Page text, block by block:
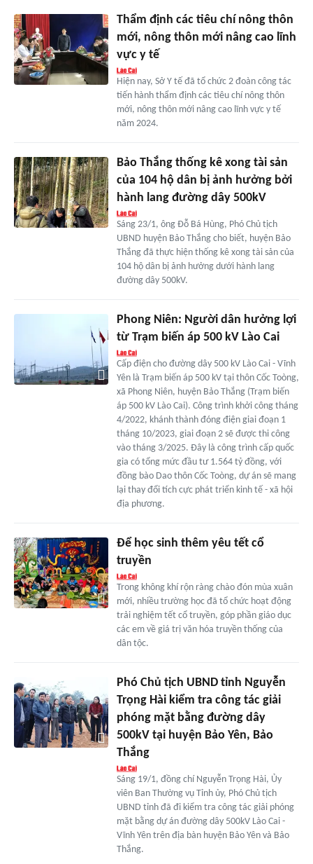
Thẩm định các tiêu chí nông thôn
mới, nông thôn mới nâng cao lĩnh
vực y tế
Hiện nay, Sở Y tế đã tổ chức 2 đoàn công tác
tiến hành thẩm định các tiêu chí nông thôn
mới, nông thôn mới nâng cao lĩnh vực y tế
năm 2024.
Bảo Thắng thống kê xong tài sản
của 104 hộ dân bị ảnh hưởng bởi
hành lang đường dây 500kV
Sáng 23/1, ông Đỗ Bá Hùng, Phó Chủ tịch
UBND huyện Bảo Thắng cho biết, huyện Bảo
Thắng đã thực hiện thống kê xong tài sản của
104 hộ dân bị ảnh hưởng dưới hành lang
đường dây 500kV.
Phong Niên: Người dân hưởng lợi
từ Trạm biến áp 500 kV Lào Cai
Cấp điện cho đường dây 500 kV Lào Cai - Vĩnh
Yên là Trạm biến áp 500 kV tại thôn Cốc Toòng,
xã Phong Niên, huyện Bảo Thắng (Trạm biến
áp 500 kV Lào Cai). Công trình khởi công tháng
4/2022, khánh thành đóng điện giai đoạn 1
tháng 10/2023, giai đoạn 2 sẽ được thi công
vào tháng 3/2025. Đây là công trình cấp quốc
gia có tổng mức đầu tư 1.564 tỷ đồng, với
đồng bào Dao thôn Cốc Toòng, dự án sẽ mang
lại thay đổi tích cực phát triển kinh tế - xã hội
địa phương.
Để học sinh thêm yêu tết cổ
truyền
Trong không khí rộn ràng chào đón mùa xuân
mới, nhiều trường học đã tổ chức hoạt động
trải nghiệm tết cổ truyền, góp phần giáo dục
các em về giá trị văn hóa truyền thống của
dân tộc.
Phó Chủ tịch UBND tỉnh Nguyễn
Trọng Hài kiểm tra công tác giải
phóng mặt bằng đường dây
500kV tại huyện Bảo Yên, Bảo
Thắng
Sáng 19/1, đồng chí Nguyễn Trọng Hài, Ủy
viên Ban Thường vụ Tỉnh ủy, Phó Chủ tịch
UBND tỉnh đã đi kiểm tra công tác giải phóng
mặt bằng dự án đường dây 500kV Lào Cai -
Vĩnh Yên trên địa bàn huyện Bảo Yên và Bảo
Thắng.